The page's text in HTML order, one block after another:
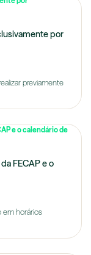
por
previamente
FECAP e o
em horários